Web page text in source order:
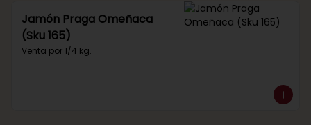
Jamón Praga Omeñaca
(Sku 165)
Venta por 1/4 kg.